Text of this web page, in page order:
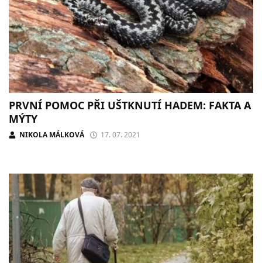
PRVNÍ POMOC PŘI UŠTKNUTÍ HADEM: FAKTA A
MÝTY
NIKOLA MÁLKOVÁ 17. 07. 2021